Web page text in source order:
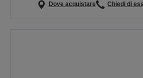
Dove acquistare Chiedi di